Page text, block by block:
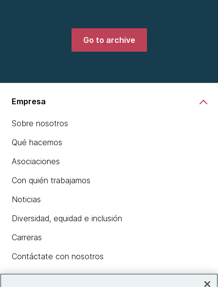
Go to archive
Empresa
Sobre nosotros
Qué hacemos
Asociaciones
Con quién trabajamos
Noticias
Diversidad, equidad e inclusión
Carreras
Contáctate con nosotros